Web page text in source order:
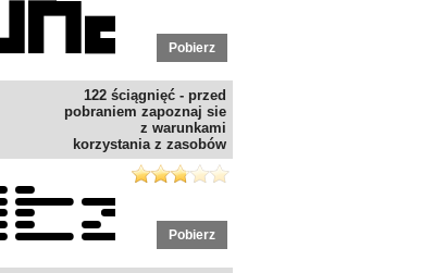
Pobierz
122 ściągnięć - przed
pobraniem zapoznaj sie
z warunkami
korzystania z zasobów
Pobierz